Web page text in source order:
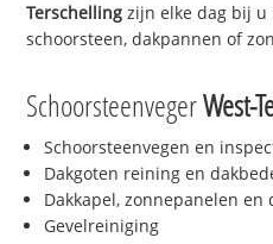
Terschelling zijn elke dag bij
schoorsteen, dakpannen of
SchoorsteenvegerWest-
Schoorsteenvegen en
Dakgoten reining en
Dakkapel, zonnepanelen
Gevelreiniging